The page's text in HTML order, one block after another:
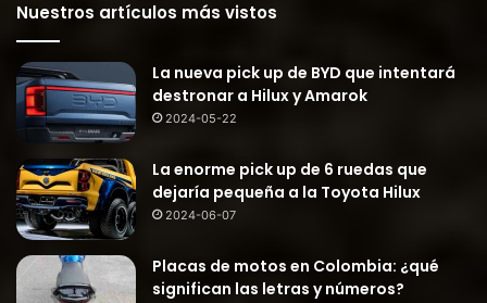
Nuestros artículos más vistos
La nueva pick up de BYD que intentará
destronar a Hilux y Amarok
2024-05-22
La enorme pick up de 6 ruedas que
dejaría pequeña a la Toyota Hilux
2024-06-07
Placas de motos en Colombia: ¿qué
significan las letras y números?